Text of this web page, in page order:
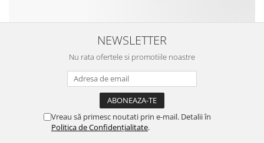
NEWSLETTER
Nu rata ofertele si promotiile noastre
Vreau să primesc noutati prin e-mail. Detalii în
Politica de Confidențialitate.